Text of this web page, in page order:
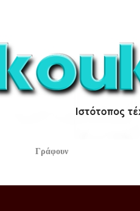
Γράφουν